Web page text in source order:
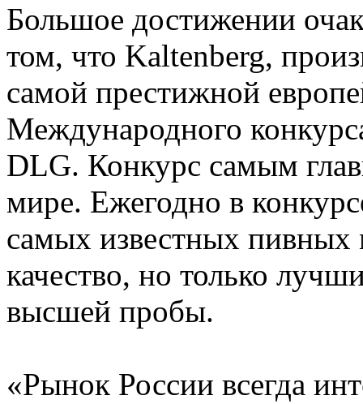
Большое достижении
том, что Kaltenberg,
самой престижной
Международного
DLG. Конкурс самым
мире. Ежегодно в
самых известных пивных
качество, но только
высшей пробы.
«Рынок России всегда